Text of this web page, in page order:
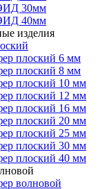
30мм
40мм
изделия
плоский 6 мм
плоский 8 мм
плоский 10 мм
плоский 12 мм
плоский 16 мм
плоский 20 мм
плоский 25 мм
плоский 30 мм
плоский 40 мм
волновой